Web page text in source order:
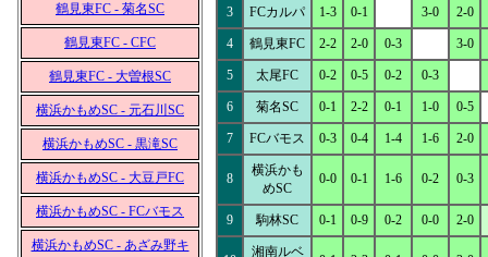
鶴見東FC - 菊名SC
鶴見東FC - CFC
鶴見東FC - 大曽根SC
横浜かもめSC - 元石川SC
横浜かもめSC - 黒滝SC
横浜かもめSC - 大豆戸FC
横浜かもめSC - FCバモス
横浜かもめSC - あざみ野キ
3 FCカルパ 1-3 0-1 3-0 2-0
4 鶴見東FC 2-2 2-0 0-3 3-0
5 太尾FC 0-2 0-5 0-2 0-3
6 菊名SC 0-1 2-2 0-1 1-0 0-5
7 FCバモス 0-3 0-4 1-4 1-6 2-0
8
横浜かも
めSC
0-0 0-1 1-6 0-2 0-3
9 駒林SC 0-1 0-9 0-2 0-0 2-0
湘南ルベ